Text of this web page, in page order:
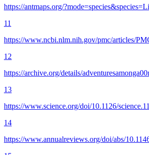
https://antmaps.org/
11
https://www.ncbi.nlm.nih.gov/pmc/articles/
12
https://archive.org/details/
13
https://www.science.org/doi/10.1126/
14
https://www.annualreviews.org/doi/abs/